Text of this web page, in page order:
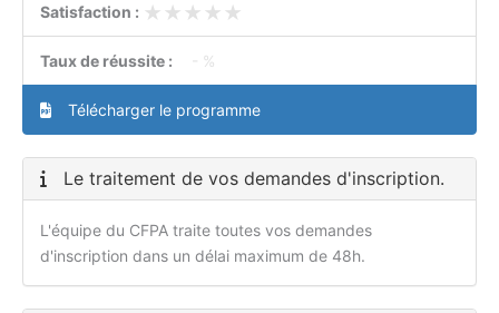
Satisfaction : ★★★★★
★★★★★
Taux de réussite : - %
Télécharger le programme
Le traitement de vos demandes d'inscription.
L'équipe du CFPA traite toutes vos demandes
d'inscription dans un délai maximum de 48h.